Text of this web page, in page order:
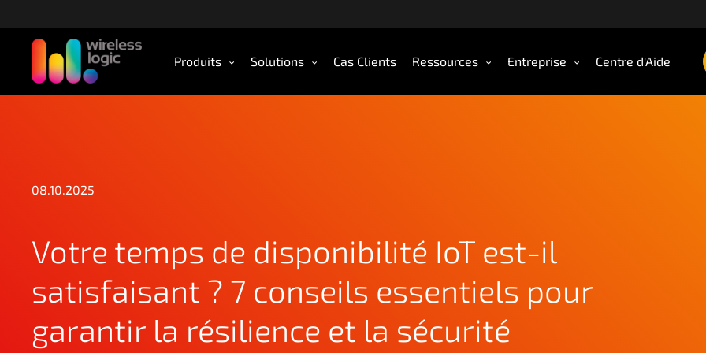
c
Produits Solutions Cas Clients Ressources Entreprise Centre d'Aide
08.10.2025
Votre temps de disponibilité IoT est-il
satisfaisant ? 7 conseils essentiels pour
garantir la résilience et la sécurité